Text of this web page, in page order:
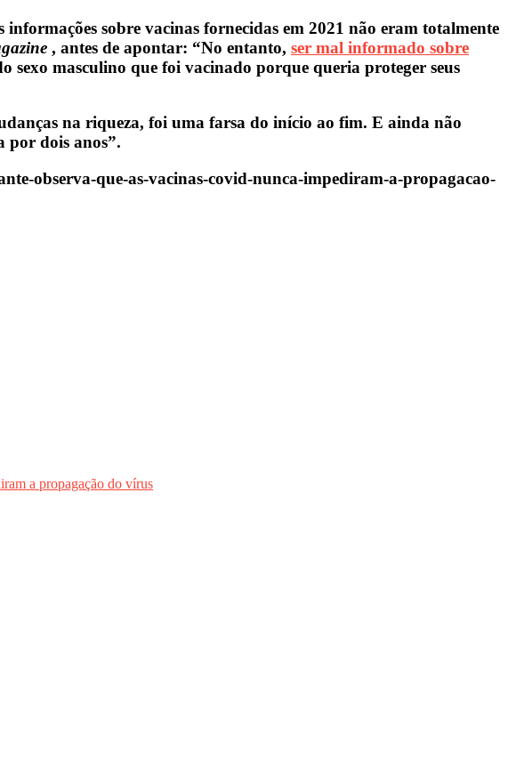
informações sobre vacinas fornecidas em 2021 não eram totalmente
, antes de apontar: “No entanto, ser mal informado sobre
masculino que foi vacinado porque queria proteger seus
na riqueza, foi uma farsa do início ao fim. E ainda não
por dois anos”.
observa-que-as-vacinas-covid-nunca-impediram-a-propagacao-
a propagação do vírus